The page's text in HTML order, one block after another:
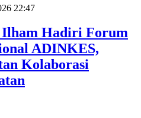
22:47
Hadiri Forum
ADINKES,
Kolaborasi